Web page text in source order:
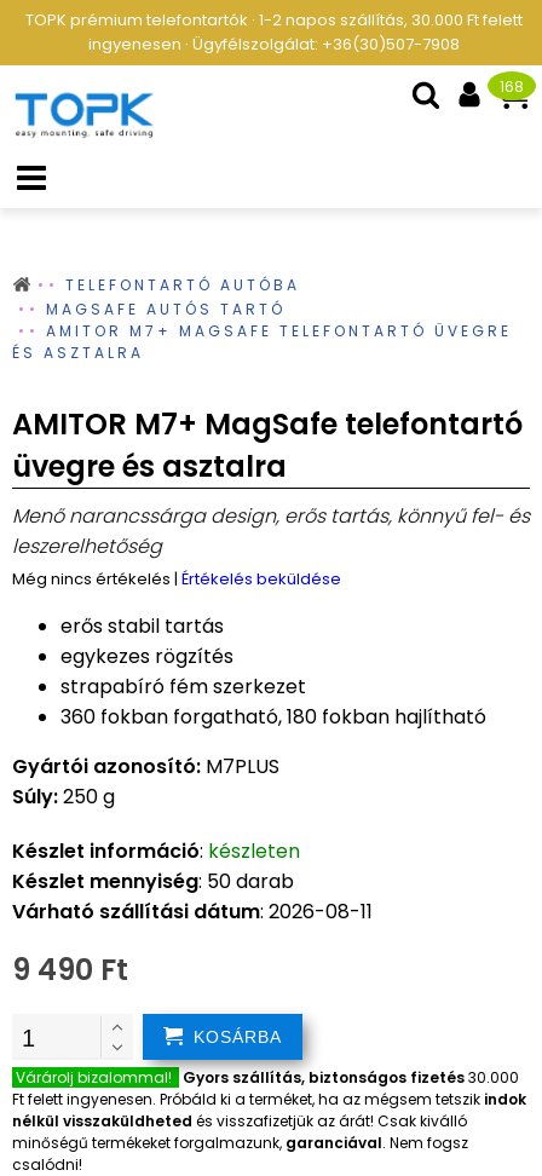
TOPK prémium telefontartók · 1-2 napos szállítás, 30.000 Ft felett
ingyenesen · Ügyfélszolgálat: +36(30)507-7908
168
TELEFONTARTÓ AUTÓBA
MAGSAFE AUTÓS TARTÓ
AMITOR M7+ MAGSAFE TELEFONTARTÓ ÜVEGRE
ÉS ASZTALRA
AMITOR M7+ MagSafe telefontartó
üvegre és asztalra
Menő narancssárga design, erős tartás, könnyű fel- és
leszerelhetőség
Még nincs értékelés | Értékelés beküldése
erős stabil tartás
egykezes rögzítés
strapabíró fém szerkezet
360 fokban forgatható, 180 fokban hajlítható
Gyártói azonosító: M7PLUS
Súly:250 g
Készlet információ: készleten
Készlet mennyiség: 50 darab
Várható szállítási dátum: 2026-08-11
9 490 Ft
KOSÁRBA
Várárolj bizalommal! Gyors szállítás, biztonságos fizetés30.000
Ft felett ingyenesen. Próbáld ki a terméket, ha az mégsem tetszik indok
nélkül visszaküldheted és visszafizetjük az árát! Csak kiválló
minőségű termékeket forgalmazunk, garanciával. Nem fogsz
csalódni!